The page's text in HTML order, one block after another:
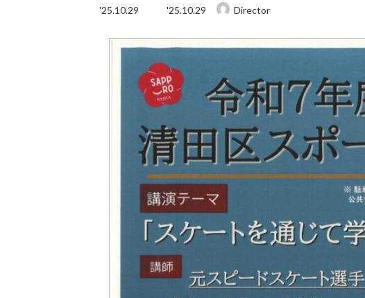
'25.10.29
最
新
日
時
:
'25.10.29 Director